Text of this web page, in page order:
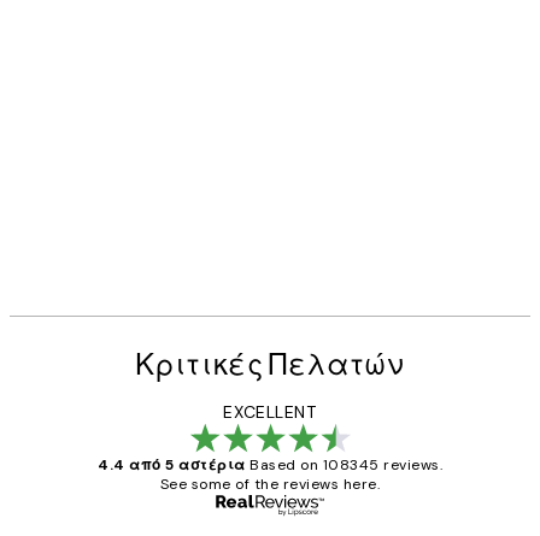
Κριτικές Πελατών
EXCELLENT
4.4 από 5 αστέρια Based on 108345 reviews.
See some of the reviews here.